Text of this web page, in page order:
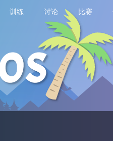
训练 讨论 比赛